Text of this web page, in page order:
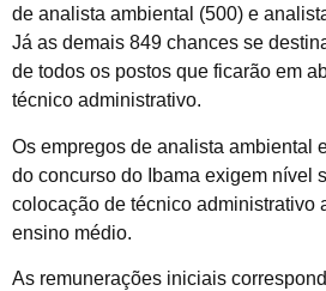
de analista ambiental (500) e
Já as demais 849 chances se
de todos os postos que ficarão em
técnico administrativo.
Os empregos de analista ambiental
do concurso do Ibama exigem nível
colocação de técnico administrativo
ensino médio.
As remunerações iniciais